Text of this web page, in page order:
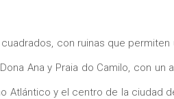
con ruinas que
Ana y Praia do Camilo, con
Atlántico y el centro de la ciudad